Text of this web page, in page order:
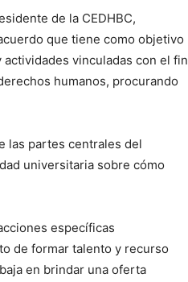
de la CEDHBC,
que tiene como objetivo
vinculadas con el fin
humanos, procurando
las partes centrales del
universitaria sobre cómo
específicas
de formar talento y recurso
en brindar una oferta